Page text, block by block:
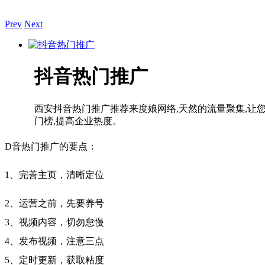
Prev Next
抖音热门推广
西安抖音热门推广推荐来度娘网络,天然的流量聚集,让
门榜,提高企业热度。
D音热门推广的要点：
1、完善主页，清晰定位
2、运营之前，先要养号
3、视频内容，切勿怠慢
4、发布视频，注意三点
5、定时更新，获取粘度